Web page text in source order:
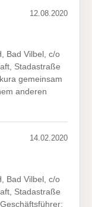
12.08.2020
Bad Vilbel, c/o
Stadastraße
gemeinsam
anderen
14.02.2020
Bad Vilbel, c/o
Stadastraße